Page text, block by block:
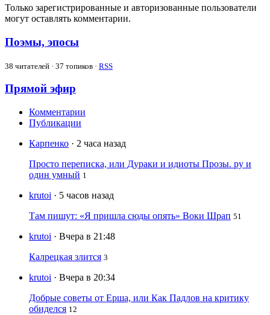
Только зарегистрированные и авторизованные пользователи
могут оставлять комментарии.
Поэмы, эпосы
38 читателей · 37 топиков · RSS
Прямой эфир
Комментарии
Публикации
Карпенко · 2 часа назад
Просто переписка, или Дураки и идиоты Прозы. ру и
один умный 1
krutoi · 5 часов назад
Там пишут: «Я пришла сюды опять» Воки Шрап 51
krutoi · Вчера в 21:48
Калрецкая злится 3
krutoi · Вчера в 20:34
Добрые советы от Ерша, или Как Падлов на критику
обиделся 12